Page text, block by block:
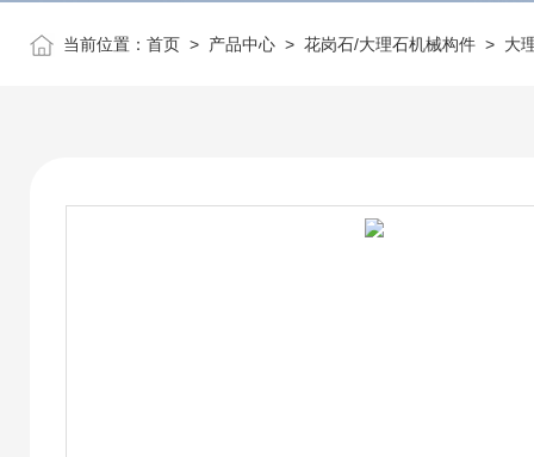
当前位置： 首页 > 产品中心 > 花岗石/大理石机械构件 > 大